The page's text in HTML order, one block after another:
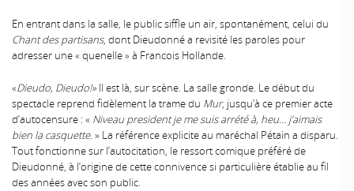
En entrant dans la salle, le public siffle un air, spontanément, celui du
Chant des partisans, dont Dieudonné a revisité les paroles pour
adresser une « quenelle » à Francois Hollande.
«Dieudo, Dieudo!» Il est là, sur scène. La salle gronde. Le début du
spectacle reprend fidèlement la trame du Mur, jusqu’à ce premier acte
d’autocensure : « Niveau president je me suis arrété à, heu… j’aimais
bien la casquette.» La référence explicite au maréchal Pétain a disparu.
Tout fonctionne sur l’autocitation, le ressort comique préféré de
Dieudonné, à l’origine de cette connivence si particulière établie au fil
des années avec son public.